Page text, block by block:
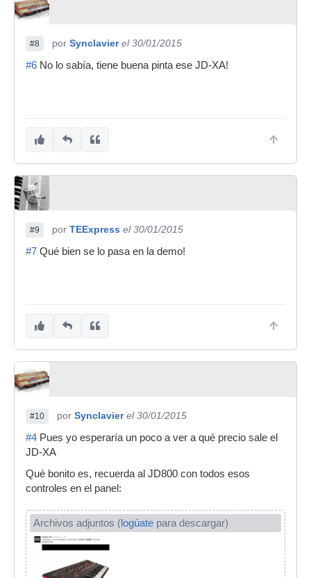
#8 por Synclavier el 30/01/2015
#6 No lo sabía, tiene buena pinta ese JD-XA!
#9 por TEExpress el 30/01/2015
#7 Qué bien se lo pasa en la demo!
#10 por Synclavier el 30/01/2015
#4 Pues yo esperaría un poco a ver a qué precio sale el
JD-XA
Qué bonito es, recuerda al JD800 con todos esos
controles en el panel:
Archivos adjuntos (logúate para descargar)